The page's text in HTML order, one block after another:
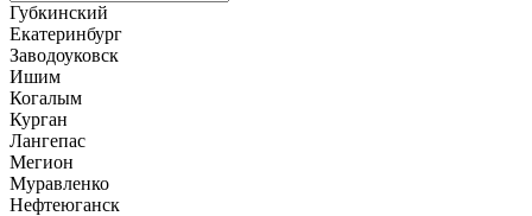
Губкинский
Екатеринбург
Заводоуковск
Ишим
Когалым
Курган
Лангепас
Мегион
Муравленко
Нефтеюганск